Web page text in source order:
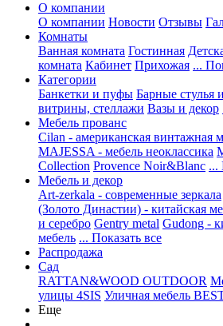
О компании
О компании Новости Отзывы
Комнаты
Ванная комната Гостинная
комната Кабинет Прихожая ...
Категории
Банкетки и пуфы Барные стулья
витрины, стеллажи Вазы и декор
Мебель прованс
Cilan - американская винтажная
MAJESSA - мебель неоклассика
Collection Provence Noir&Blanc ...
Мебель и декор
Art-zerkala - современные зеркала
(Золото Династии) - китайская
и серебро Gentry metal Gudong -
мебель ... Показать все
Распродажа
Сад
RATTAN&WOOD OUTDOOR
улицы 4SIS Уличная мебель
Еще